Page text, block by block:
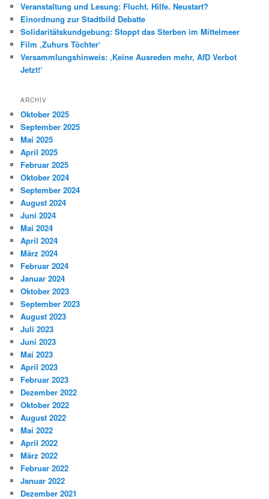
n
Veranstaltung und Lesung: Flucht. Hilfe. Neustart?
Einordnung zur Stadtbild Debatte
Solidaritätskundgebung: Stoppt das Sterben im Mittelmeer
Film ‚Zuhurs Töchter‘
Versammlungshinweis: ‚Keine Ausreden mehr, AfD Verbot
Jetzt!‘
ARCHIV
Oktober 2025
September 2025
Mai 2025
April 2025
Februar 2025
Oktober 2024
September 2024
August 2024
Juni 2024
Mai 2024
April 2024
März 2024
Februar 2024
Januar 2024
Oktober 2023
September 2023
August 2023
Juli 2023
Juni 2023
Mai 2023
April 2023
Februar 2023
Dezember 2022
Oktober 2022
August 2022
Mai 2022
April 2022
März 2022
Februar 2022
Januar 2022
Dezember 2021